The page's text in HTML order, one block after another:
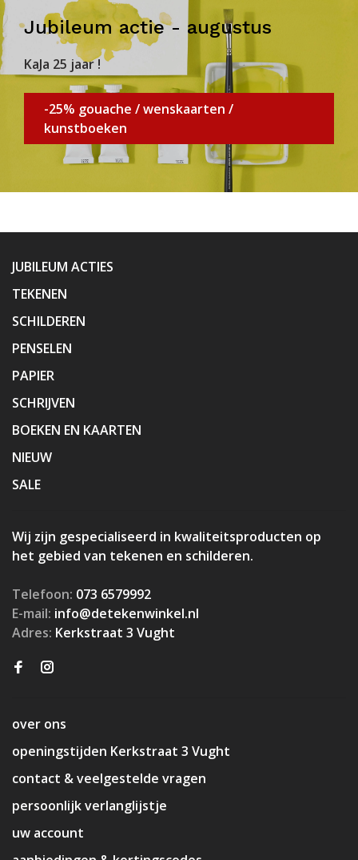
Jubileum actie - augustus
KaJa 25 jaar !
-25% gouache / wenskaarten /
kunstboeken
JUBILEUM ACTIES
TEKENEN
SCHILDEREN
PENSELEN
PAPIER
SCHRIJVEN
BOEKEN EN KAARTEN
NIEUW
SALE
Wij zijn gespecialiseerd in kwaliteitsproducten op
het gebied van tekenen en schilderen.
Telefoon: 073 6579992
E-mail: info@detekenwinkel.nl
Adres: Kerkstraat 3 Vught
over ons
openingstijden Kerkstraat 3 Vught
contact & veelgestelde vragen
persoonlijk verlanglijstje
uw account